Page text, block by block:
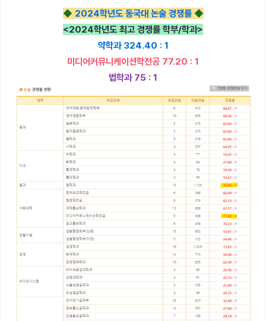
◆ 2024학년도 동국대 논술 경쟁률◆
<2024학년도 최고 경쟁률 학부/학과>
약학과 324.40 : 1
미디어커뮤니케이션학전공 77.20 : 1
법학과 75 : 1